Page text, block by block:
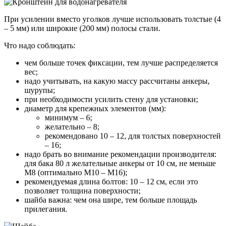
При усилении вместо уголков лучше использовать толстые (4
– 5 мм) или широкие (200 мм) полосы стали.
Что надо соблюдать:
чем больше точек фиксации, тем лучше распределяется
вес;
надо учитывать, на какую массу рассчитаны анкеры,
шурупы;
при необходимости усилить стену для установки;
диаметр для крепежных элементов (мм):
минимум – 6;
желательно – 8;
рекомендовано 10 – 12, для толстых поверхностей
– 16;
надо брать во внимание рекомендации производителя:
для бака 80 л желательные анкеры от 10 см, не меньше
М8 (оптимально М10 – М16);
рекомендуемая длина болтов: 10 – 12 см, если это
позволяет толщина поверхности;
шайба важна: чем она шире, тем больше площадь
прилегания.